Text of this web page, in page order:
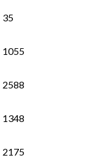
35
1055
2588
1348
2175